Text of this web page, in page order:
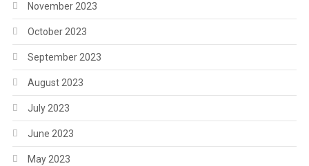
November 2023
October 2023
September 2023
August 2023
July 2023
June 2023
May 2023